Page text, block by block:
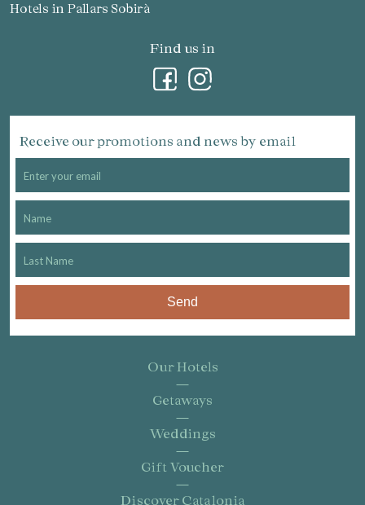
Hotels in Pallars Sobirà
Find us in
Receive our promotions and news by email
Send
Our Hotels
Getaways
Weddings
Gift Voucher
Discover Catalonia